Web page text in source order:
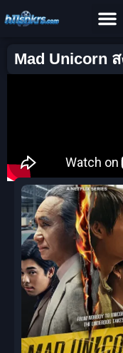
Mad Unicorn